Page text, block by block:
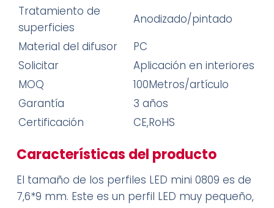
Tratamiento de
superficies
Anodizado/pintado
Material del difusor
PC
Solicitar
Aplicación en interiores
MOQ
100Metros/artículo
Garantía
3 años
Certificación
CE,RoHS
Características del producto
El tamaño de los perfiles LED mini 0809 es de
7,6*9 mm. Este es un perfil LED muy pequeño,